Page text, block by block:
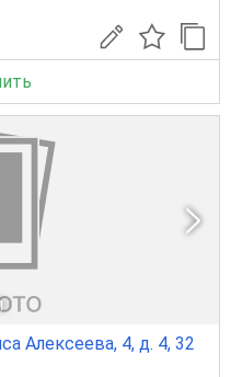
Алексеева, 4, д. 4, 32